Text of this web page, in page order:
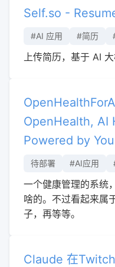
Self.so -
#AI 应用 #简历
上传简历，基于 AI
OpenHealth, AI
Powered by
待部署 #AI应用
一个健康管理的系统
啥的。不过看起来属
子，再等等。
Claude 在Twitch